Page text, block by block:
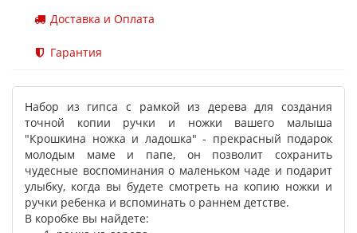
Доставка и Оплата
Гарантия
Набор из гипса с рамкой из дерева для создания
точной копии ручки и ножки вашего малыша
"Крошкина ножка и ладошка" - прекрасный подарок
молодым маме и папе, он позволит сохранить
чудесные воспоминания о маленьком чаде и подарит
улыбку, когда вы будете смотреть на копию ножки и
ручки ребенка и вспоминать о раннем детстве.
В коробке вы найдете: